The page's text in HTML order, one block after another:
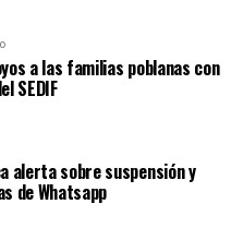
a las familias poblanas con
SEDIF
alerta sobre suspensión y
de Whatsapp